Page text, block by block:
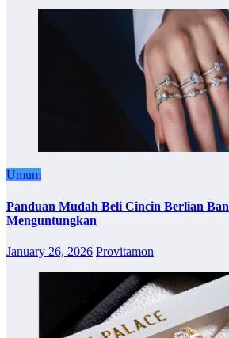
Umum
Panduan Mudah Beli Cincin Berlian
Menguntungkan
January 26, 2026 Provitamon